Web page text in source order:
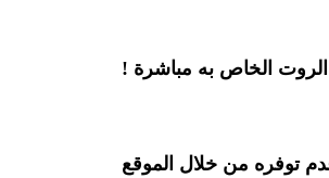
الخاص به مباشرة !
توفره من خلال الموقع